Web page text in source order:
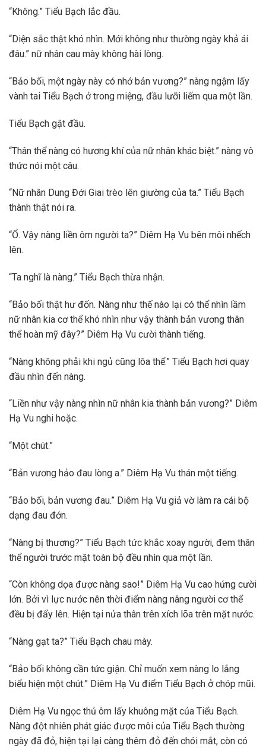
“Không.” Tiểu Bạch lắc đầu.
“Diện sắc thật khó nhìn. Mới không như thường ngày khả ái
đâu.” nữ nhân cau mày không hài lòng.
“Bảo bối, một ngày này có nhớ bản vương?” nàng ngậm lấy
vành tai Tiểu Bạch ở trong miệng, đầu lưỡi liếm qua một lần.
Tiểu Bạch gật đầu.
“Thân thể nàng có hương khí của nữ nhân khác biệt.” nàng vô
thức nói một câu.
“Nữ nhân Dung Đới Giai trèo lên giường của ta.” Tiểu Bạch
thành thật nói ra.
“Ổ. Vậy nàng liền ôm người ta?” Diêm Hạ Vu bên môi nhếch
lên.
“Ta nghĩ là nàng.” Tiểu Bạch thừa nhận.
“Bảo bối thật hư đốn. Nàng như thế nào lại có thể nhìn lầm
nữ nhân kia cơ thể khó nhìn như vậy thành bản vương thân
thể hoàn mỹ đây?” Diêm Hạ Vu cười thành tiếng.
“Nàng không phải khi ngủ cũng lõa thể.” Tiểu Bạch hơi quay
đầu nhìn đến nàng.
“Liền như vậy nàng nhìn nữ nhân kia thành bản vương?” Diêm
Hạ Vu nghi hoặc.
“Một chút.”
“Bản vương hảo đau lòng a.” Diêm Hạ Vu thán một tiếng.
“Bảo bối, bản vương đau.” Diêm Hạ Vu giả vờ làm ra cái bộ
dạng đau đớn.
“Nàng bị thương?” Tiểu Bạch tức khắc xoay người, đem thân
thể người trước mặt toàn bộ đều nhìn qua một lần.
“Còn không dọa được nàng sao!” Diêm Hạ Vu cao hứng cười
lớn. Bởi vì lực nước nên thời điểm nàng nâng người cơ thể
đều bị đẩy lên. Hiện tại nửa thân trên xích lõa trên mặt nước.
“Nàng gạt ta?” Tiểu Bạch chau mày.
“Bảo bối không cần tức giận. Chỉ muốn xem nàng lo lắng
biểu hiện một chút.” Diêm Hạ Vu điểm Tiểu Bạch ở chóp mũi.
Diêm Hạ Vu ngọc thủ ôm lấy khuông mặt của Tiểu Bạch.
Nàng đột nhiên phát giác được môi của Tiểu Bạch thường
ngày đã đỏ, hiện tại lại càng thêm đỏ đến chói mắt, còn có